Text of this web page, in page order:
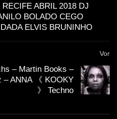
dem Spendenbutton unter
denKlubnetz Dresden e.V.
Du Auftritte besuchen
hast, kaufe die besten
ABRIL 2018 DJ
BOLADO CEGO
ELVIS BRUNINHO
Vor
– Martin Books –
ANNA 《 KOOKY
》 Techno